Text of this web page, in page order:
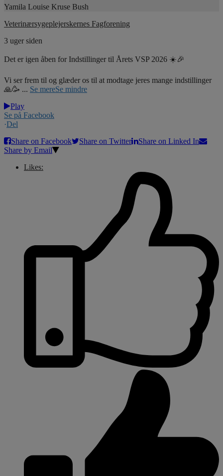
Yamila Louise Kruse Bush
Veterinærsygeplejerskernes Fagforening
3 uger siden
Det er igen åben for Indstillinger til Årets VSP 2026 ☀️🎉
Vi ser frem til og glæder os til at modtage jeres mange indstillinger
🙏🥳 ... Se mereSe mindre
Play
Se på Facebook
·Del
Share on Facebook
Share on Twitter
Share on Linked In
Share by Email
Likes: